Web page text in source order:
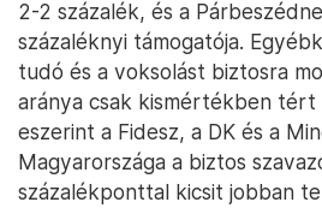
2-2 százalék, és a
százaléknyi támogatója.
tudó és a voksolást biztosra
aránya csak kismértékben tért
eszerint a Fidesz, a DK és a
Magyarországa a biztos
százalékponttal kicsit jobban